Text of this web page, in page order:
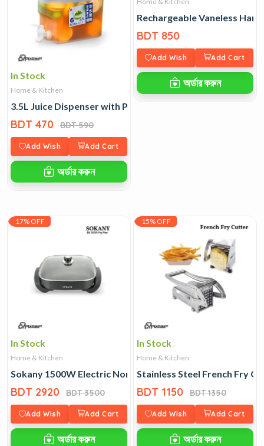
In Stock
Home & Kitchen
3.5L Juice Dispenser with Push Tap
BDT 470 BDT 590
Add Wish Add Cart
অর্ডার করুন
Rechargeable Vaneless
BDT 850
Add Wish Add Cart
অর্ডার করুন
17% OFF
In Stock
Home & Kitchen
Sokany 1500W Electric Non-Stick Frying Pan
BDT 2920 BDT 3500
Add Wish Add Cart
অর্ডার করুন
15% OFF
In Stock
Home & Kitchen
Stainless Steel French Fry
BDT 1150 BDT 1350
Add Wish Add Cart
অর্ডার করুন